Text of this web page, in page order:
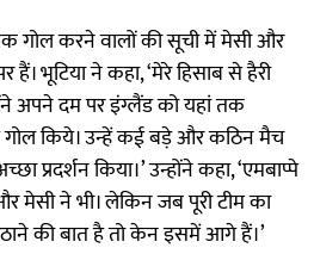
गोल करने वालों की सूची में मेसी और
हैं। भूटिया ने कहा, ‘मेरे हिसाब से हैरी
अपने दम पर इंग्लैंड को यहां तक
किये। उन्हें कई बड़े और कठिन मैच
प्रदर्शन किया।’ उन्होंने कहा, ‘एमबाप्पे
मेसी ने भी। लेकिन जब पूरी टीम का
उठाने की बात है तो केन इसमें आगे हैं।’